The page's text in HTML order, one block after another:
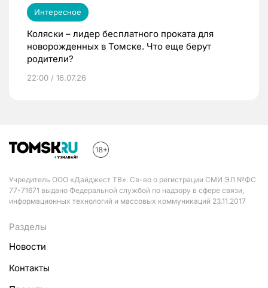
Интересное
Коляски – лидер бесплатного проката для
новорожденных в Томске. Что еще берут
родители?
22:00 / 16.07.26
Учредитель ООО «Дайджест ТВ». Св-во о регистрации СМИ ЭЛ №ФС
77-71671 выдано Федеральной службой по надзору в сфере связи,
информационных технологий и массовых коммуникаций 23.11.2017
Разделы
Новости
Контакты